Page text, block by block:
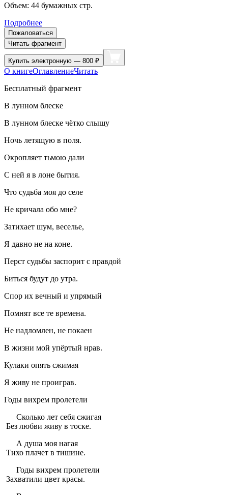
Объем: 44 бумажных стр.
Подробнее
Пожаловаться
Читать фрагмент
Купить электронную — 800 ₽
О книгеОглавлениеЧитать
Бесплатный фрагмент
В лунном блеске
В лунном блеске чётко слышу
Ночь летящую в поля.
Окропляет тьмою дали
С ней я в лоне бытия.
Что судьба моя до селе
Не кричала обо мне?
Затихает шум, веселье,
Я давно не на коне.
Перст судьбы заспорит с правдой
Биться будут до утра.
Спор их вечный и упрямый
Помнят все те времена.
Не надломлен, не покаен
В жизни мой упёртый нрав.
Кулаки опять сжимая
Я живу не проиграв.
Годы вихрем пролетели
Сколько лет себя сжигая
Без любви живу в тоске.
А душа моя нагая
Тихо плачет в тишине.
Годы вихрем пролетели
Захватили цвет красы.